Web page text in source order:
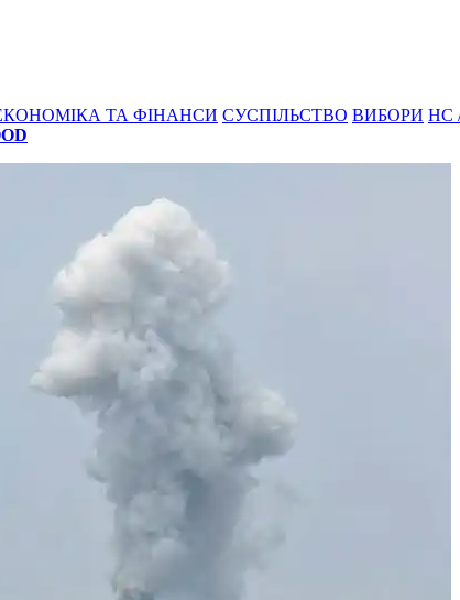
ТА ФІНАНСИ СУСПІЛЬСТВО ВИБОРИ НС